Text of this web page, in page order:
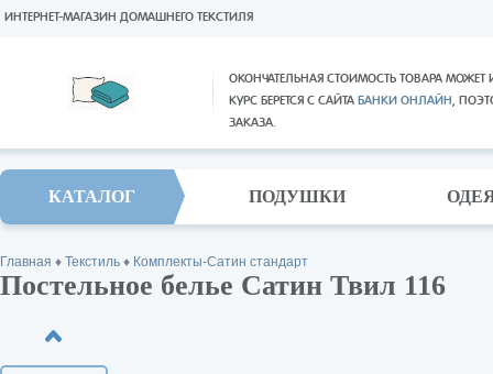
ОКОНЧАТЕЛЬНАЯ СТОИМОСТЬ ТОВАРА
КУРС БЕРЕТСЯ С САЙТА БАНКИ ОНЛАЙН,
ЗАКАЗА.
ИНТЕРНЕТ-МАГАЗИН ДОМАШНЕГО ТЕКСТИЛЯ
КАТАЛОГ ПОДУШКИ
Главная ♦ Текстиль ♦ Комплекты-Сатин стандарт
Постельное белье Сатин Твил 116